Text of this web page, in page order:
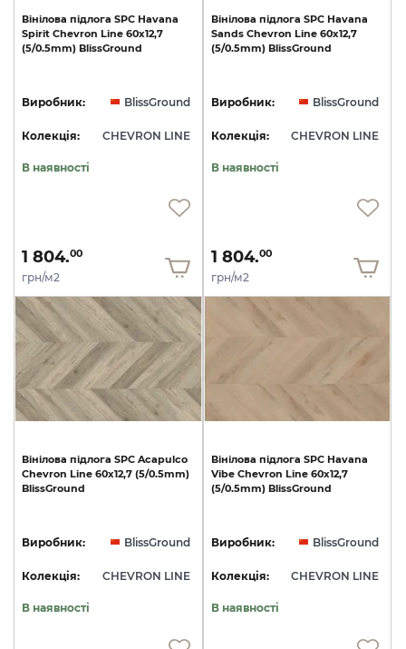
Вінілова підлога SPC Havana
Spirit Chevron Line 60x12,7
(5/0.5mm) BlissGround
Виробник: BlissGround
Колекція: CHEVRON LINE
В наявності
1 804.00
грн/м2
Вінілова підлога SPC Havana
Sands Chevron Line 60x12,7
(5/0.5mm) BlissGround
Виробник: BlissGround
Колекція: CHEVRON LINE
В наявності
1 804.00
грн/м2
Вінілова підлога SPC Acapulco
Chevron Line 60x12,7 (5/0.5mm)
BlissGround
Виробник: BlissGround
Колекція: CHEVRON LINE
В наявності
Вінілова підлога SPC Havana
Vibe Chevron Line 60x12,7
(5/0.5mm) BlissGround
Виробник: BlissGround
Колекція: CHEVRON LINE
В наявності